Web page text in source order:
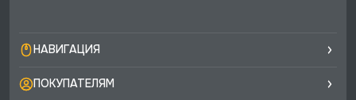
НАВИГАЦИЯ
ПОКУПАТЕЛЯМ